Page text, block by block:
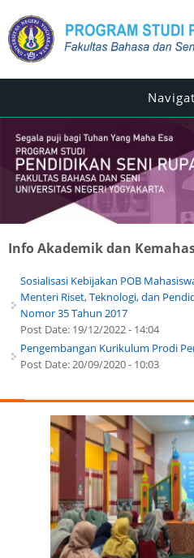
Info Akademik dan
Sosialisasi Kebijakan POB
Menteri Riset, Teknologi, dan
Nomor 35 Tahun 2017
Post Date: 19/12/2022 - 14:04
Pengembangan Kurikulum Prodi
Post Date: 20/09/2020 - 10:03